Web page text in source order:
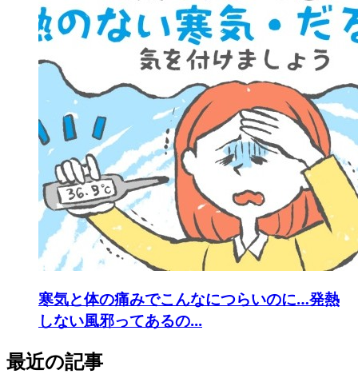
寒気と体の痛みでこんなにつらいのに…発熱
しない風邪ってあるの...
最近の記事